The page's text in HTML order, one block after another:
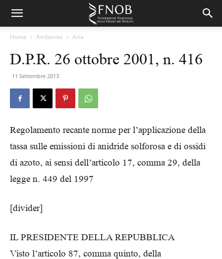
Home Ambiente Aria
D.P.R. 26 ottobre 2001, n. 416
11 Settembre 2013
Regolamento recante norme per l’applicazione della
tassa sulle emissioni di anidride solforosa e di ossidi
di azoto, ai sensi dell’articolo 17, comma 29, della
legge n. 449 del 1997
[divider]
IL PRESIDENTE DELLA REPUBBLICA
Visto l’articolo 87, comma quinto, della